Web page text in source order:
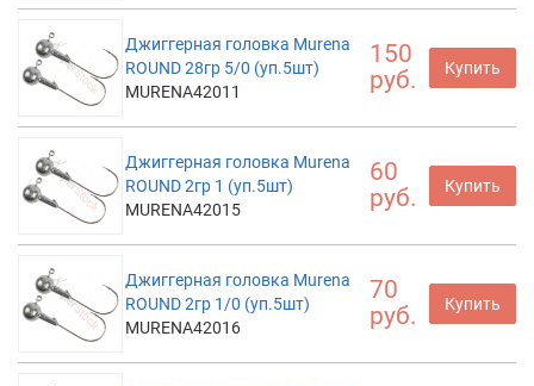
Джиггерная головка Murena
ROUND 28гр 5/0 (уп.5шт)
MURENA42011
150
руб.
Купить
Джиггерная головка Murena
ROUND 2гр 1 (уп.5шт)
MURENA42015
60
руб.
Купить
Джиггерная головка Murena
ROUND 2гр 1/0 (уп.5шт)
MURENA42016
70
руб.
Купить